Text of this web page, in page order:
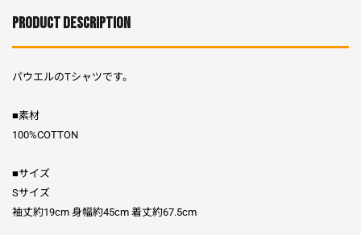
PRODUCT DESCRIPTION
パウエルのTシャツです。
■素材
100%COTTON
■サイズ
Sサイズ
袖丈約19cm 身幅約45cm 着丈約67.5cm